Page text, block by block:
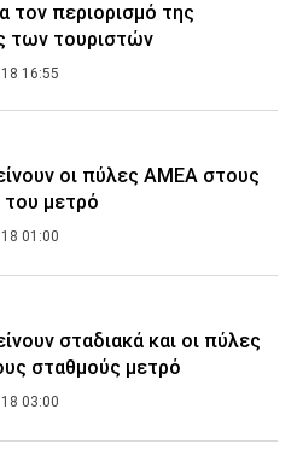
τον περιορισμό της
των τουριστών
16:55
οι πύλες ΑΜΕΑ στους
μετρό
01:00
σταδιακά και οι πύλες
σταθμούς μετρό
03:00